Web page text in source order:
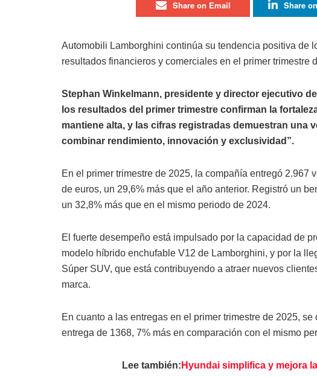
Share on Email Share
Automobili Lamborghini continúa su tendencia positiva de
resultados financieros y comerciales en el primer trimestre
Stephan Winkelmann, presidente y director ejecutivo
los resultados del primer trimestre confirman la
mantiene alta, y las cifras registradas demuestran una
combinar rendimiento, innovación y exclusividad”.
En el primer trimestre de 2025, la compañía entregó
de euros, un 29,6% más que el año anterior. Registró un
un 32,8% más que en el mismo periodo de 2024.
El fuerte desempeño está impulsado por la capacidad de
modelo híbrido enchufable V12 de Lamborghini, y por la
Súper SUV, que está contribuyendo a atraer nuevos
marca.
En cuanto a las entregas en el primer trimestre de 2025,
entrega de 1368, 7% más en comparación con el mismo
Lee también: Hyundai simplifica y mejora